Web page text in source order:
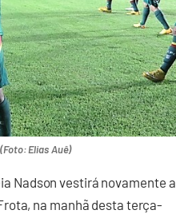
Elias Auê)
Nadson vestirá novamente a
na manhã desta terça-